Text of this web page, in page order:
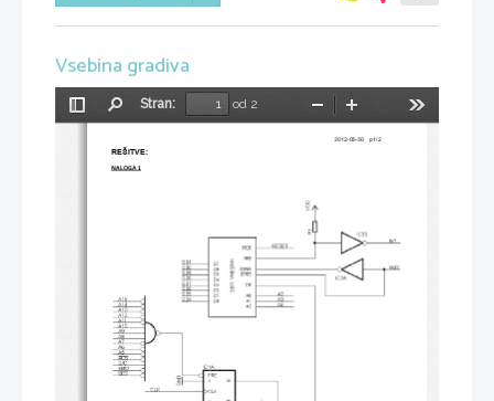
Vsebina gradiva
Preklopi
vrstico
Stran:
od 2
Pomanjšaj
REŠITVE:
NALOGA 1